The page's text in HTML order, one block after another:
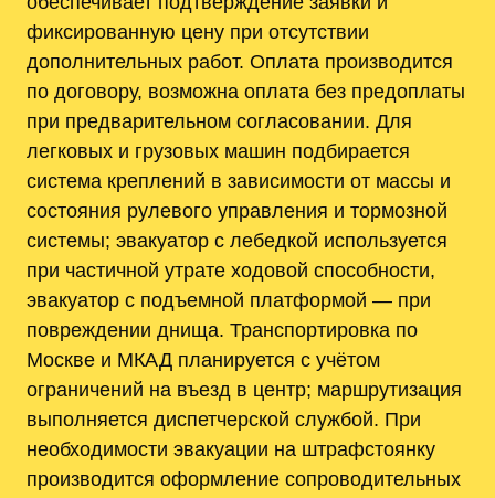
фиксированную цену при отсутствии
дополнительных работ. Оплата производится
по договору, возможна оплата без предоплаты
при предварительном согласовании. Для
легковых и грузовых машин подбирается
система креплений в зависимости от массы и
состояния рулевого управления и тормозной
системы; эвакуатор с лебедкой используется
при частичной утрате ходовой способности,
эвакуатор с подъемной платформой — при
повреждении днища. Транспортировка по
Москве и МКАД планируется с учётом
ограничений на въезд в центр; маршрутизация
выполняется диспетчерской службой. При
необходимости эвакуации на штрафстоянку
производится оформление сопроводительных